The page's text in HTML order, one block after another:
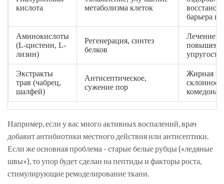
кислота
метаболизма клеток
барьера
Аминокислоты
(L-цистеин, L-
лизин)
Регенерация, синтез
белков
Лечение
упругости
Экстракты
трав (чабрец,
шалфей)
Антисептическое,
сужение пор
Жирная
комедонам
Например, если у вас много активных воспалений, врач
добавит антибиотики местного действия или антисептики.
Если же основная проблема - старые белые рубцы («ледяные
швы»), то упор будет сделан на пептиды и факторы роста,
стимулирующие ремоделирование ткани.